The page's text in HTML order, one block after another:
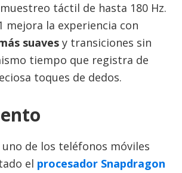
táctil de hasta 180 Hz.
mejora la experiencia con
suaves y transiciones sin
tiempo que registra de
toques de dedos.
uno de los teléfonos móviles
el procesador Snapdragon